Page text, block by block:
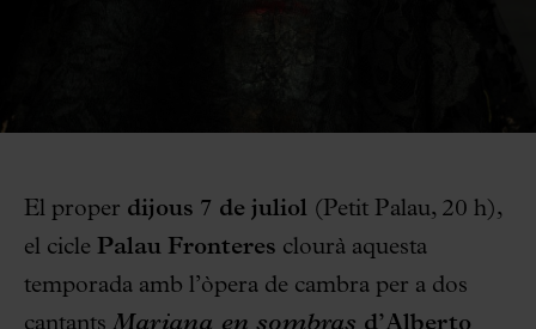
El proper dijous 7 de juliol (Petit Palau, 20 h),
el cicle Palau Fronteres clourà aquesta
temporada amb l’òpera de cambra per a dos